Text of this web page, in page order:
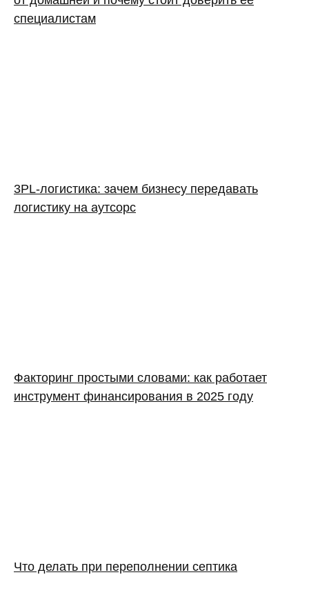
специалистам
3PL‑логистика: зачем бизнесу передавать
логистику на аутсорс
Факторинг простыми словами: как работает
инструмент финансирования в 2025 году
Что делать при переполнении септика